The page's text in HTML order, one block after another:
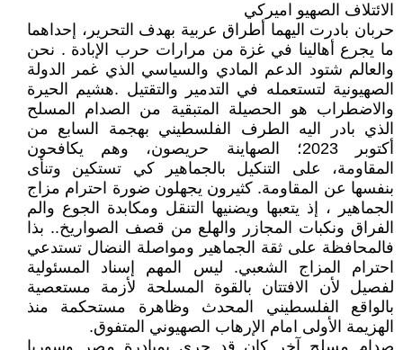
الائتلاف الصهيو اميركي
حربان بادرت اليهما أطراق عربية بهدف التحرير، إحداهما
ما يجرع أهالينا في غزة من مرارات حرب الإبادة . نحن
والعالم شتود الدعم المادي والسياسي الذي غمر الدولة
الصهيونية لتستعمله في التدمير والتقتيل .هشيم الحيرة
والاضطراب هو الحصيلة المتبقية من الصدام المسلح
الذي بادر اليه الطرف الفلسطيني بهجمة السابع من
أكتوبر 2023؛ الصهاينة حريصون، وهم يكافحون
المقاومة، على التنكيل بالجماهير كي تستكين وتنأى
بنفسها عن المقاومة. كثيرون يجهلون ضورة احترام مزاج
الجماهير ، إذ يتعبها ويضنيها التنقل ومكابدة الجوع والم
الفراق ونكبات المجازر والهلع من قصف الصواريخ.. بذا
فالمحافظة على ثقة الجماهير ومواصلة النضال تستدعي
احترام المزاج الشعبي. ليس المهم إسناد المسئولية
لفصيل لأن الافتتان بالقوة المسلحة لأزمة مستعصية
بالواقع الفلسطيني المحدث وظاهرة مستحكمة منذ
الهزيمة الأولى امام الإرهاب الصهيوني المتفوق.